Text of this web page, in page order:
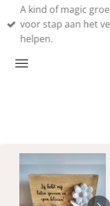
direct
naar
A kind of magic
voor stap aan het
helpen.